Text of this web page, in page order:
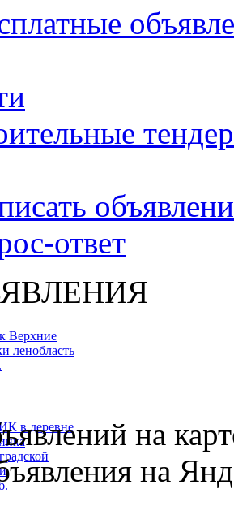
ответ
Верхние
ленобласть
в деревне
на
на